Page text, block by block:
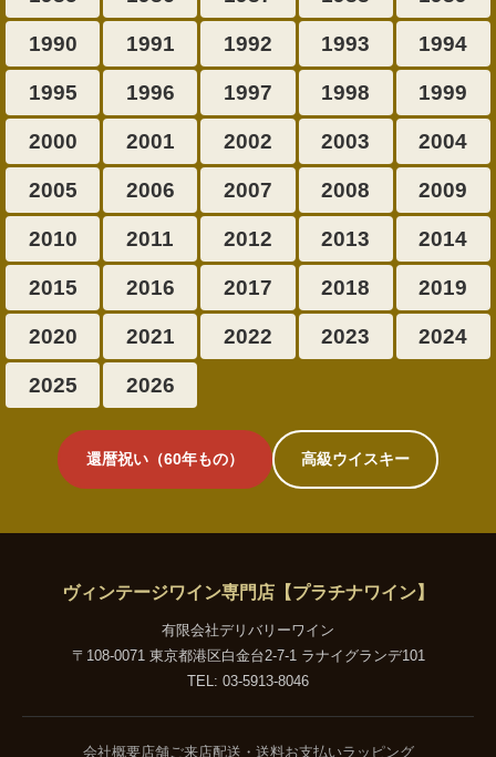
1990 1991 1992 1993 1994
1995 1996 1997 1998 1999
2000 2001 2002 2003 2004
2005 2006 2007 2008 2009
2010 2011 2012 2013 2014
2015 2016 2017 2018 2019
2020 2021 2022 2023 2024
2025 2026
還暦祝い（60年もの） 高級ウイスキー
ヴィンテージワイン専門店【プラチナワイン】
有限会社デリバリーワイン
〒108-0071 東京都港区白金台2-7-1 ラナイグランデ101
TEL: 03-5913-8046
会社概要店舗ご来店配送・送料お支払いラッピング